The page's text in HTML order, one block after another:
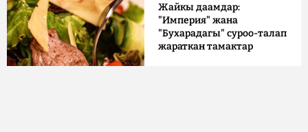
Жайкы даамдар:
"Империя" жана
"Бухарадагы" суроо-талап
жараткан тамактар